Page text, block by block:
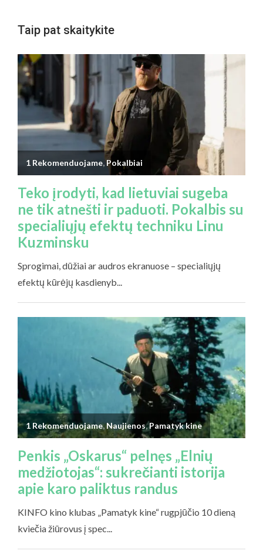
Taip pat skaitykite